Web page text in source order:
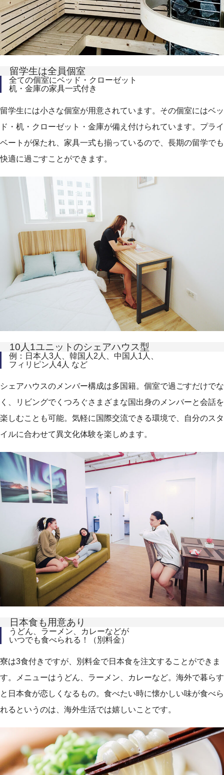
留学生は全員個室
全ての個室にベッド・クローゼット
机・金庫の家具一式付き
留学生には小さな個室が用意されています。その個室にはベッ
ド・机・クローゼット・金庫が備え付けられています。プライ
ベートが保たれ、家具一式も揃っているので、長期の留学でも
快適に過ごすことができます。
10人1ユニットのシェアハウス型
例：日本人3人、韓国人2人、中国人1人、
フィリピン人4人 など
シェアハウスのメンバー構成は多国籍。個室で過ごすだけでな
く、リビングでくつろぐさまざまな国出身のメンバーと会話を
楽しむことも可能。気軽に国際交流できる環境で、自分のスタ
イルに合わせて異文化体験を楽しめます。
日本食も用意あり
うどん、ラーメン、カレーなどが
いつでも食べられる！（別料金）
寮は3食付きですが、別料金で日本食を注文することができま
す。メニューはうどん、ラーメン、カレーなど。海外で暮らす
と日本食が恋しくなるもの。食べたい時に懐かしい味が食べら
れるというのは、海外生活では嬉しいことです。